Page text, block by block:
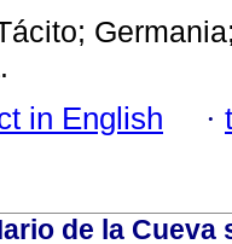
in English ·
de la Cueva